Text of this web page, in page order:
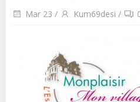
Mar 23 / Kum69desi /